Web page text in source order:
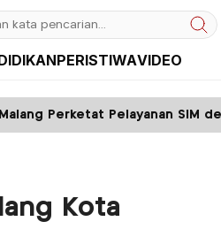
PERISTIWAVIDEO
SIM dengan Sistem FIFO
Kota